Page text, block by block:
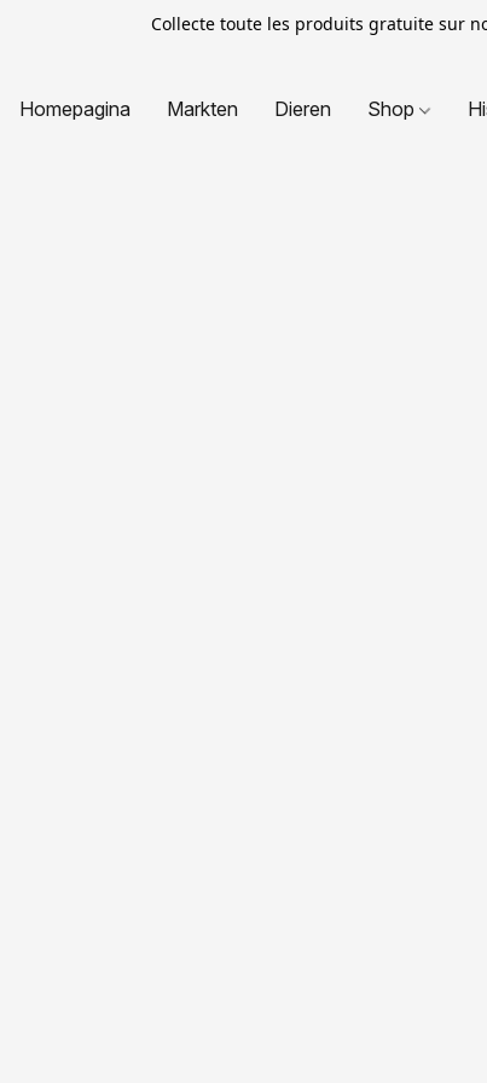
Collecte toute les produits gratuite sur
Homepagina Markten Dieren Shop